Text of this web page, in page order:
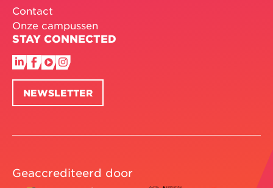
Contact
Onze campussen
STAY CONNECTED
NEWSLETTER
Geaccrediteerd door